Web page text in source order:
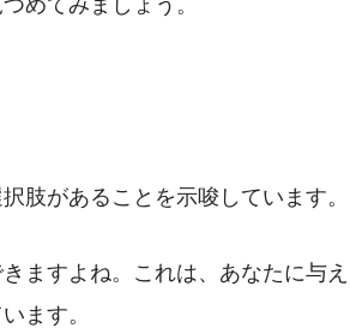
肢があることを示唆しています。
ますよね。これは、あなたに与え
ます。